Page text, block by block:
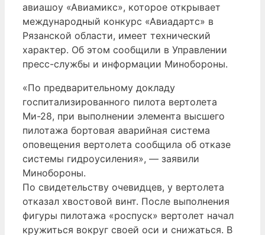
авиашоу «Авиамикс», которое открывает
международный конкурс «Авиадартс» в
Рязанской области, имеет технический
характер. Об этом сообщили в Управлении
пресс-службы и информации Минобороны.
«По предварительному докладу
госпитализированного пилота вертолета
Ми-28, при выполнении элемента высшего
пилотажа бортовая аварийная система
оповещения вертолета сообщила об отказе
системы гидроусиления», — заявили
Минобороны.
По свидетельству очевидцев, у вертолета
отказал хвостовой винт. После выполнения
фигуры пилотажа «роспуск» вертолет начал
кружиться вокруг своей оси и снижаться. В